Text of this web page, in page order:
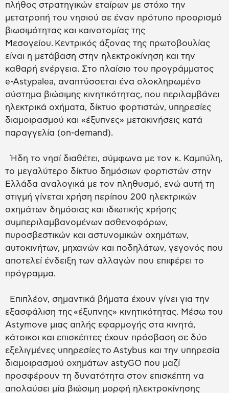
πλήθος στρατηγικών εταίρων με στόχο την
μετατροπή του νησιού σε έναν πρότυπο προορισμό
βιωσιμότητας και καινοτομίας της
Μεσογείου. Κεντρικός άξονας της πρωτοβουλίας
είναι η μετάβαση στην ηλεκτροκίνηση και την
καθαρή ενέργεια. Στο πλαίσιο του προγράμματος
e-Astypalea, αναπτύσσεται ένα ολοκληρωμένο
σύστημα βιώσιμης κινητικότητας, που περιλαμβάνει
ηλεκτρικά οχήματα, δίκτυο φορτιστών, υπηρεσίες
διαμοιρασμού και «έξυπνες» μετακινήσεις κατά
παραγγελία (on-demand).
Ήδη το νησί διαθέτει, σύμφωνα με τον κ. Καμπύλη,
το μεγαλύτερο δίκτυο δημόσιων φορτιστών στην
Ελλάδα αναλογικά με τον πληθυσμό, ενώ αυτή τη
στιγμή γίνεται χρήση περίπου 200 ηλεκτρικών
οχημάτων δημόσιας και ιδιωτικής χρήσης
συμπεριλαμβανομένων ασθενοφόρων,
πυροσβεστικών και αστυνομικών οχημάτων,
αυτοκινήτων, μηχανών και ποδηλάτων, γεγονός που
αποτελεί ένδειξη των αλλαγών που επιφέρει το
πρόγραμμα.
Επιπλέον, σημαντικά βήματα έχουν γίνει για την
εξασφάλιση της «έξυπνης» κινητικότητας. Μέσω του
Astymove μιας απλής εφαρμογής στα κινητά,
κάτοικοι και επισκέπτες έχουν πρόσβαση σε δύο
εξελιγμένες υπηρεσίες το Astybus και την υπηρεσία
διαμοιρασμού οχημάτων astyGO που μαζί
προσφέρουν τη δυνατότητα στον επισκέπτη να
απολαύσει μία βιώσιμη μορφή ηλεκτροκίνησης